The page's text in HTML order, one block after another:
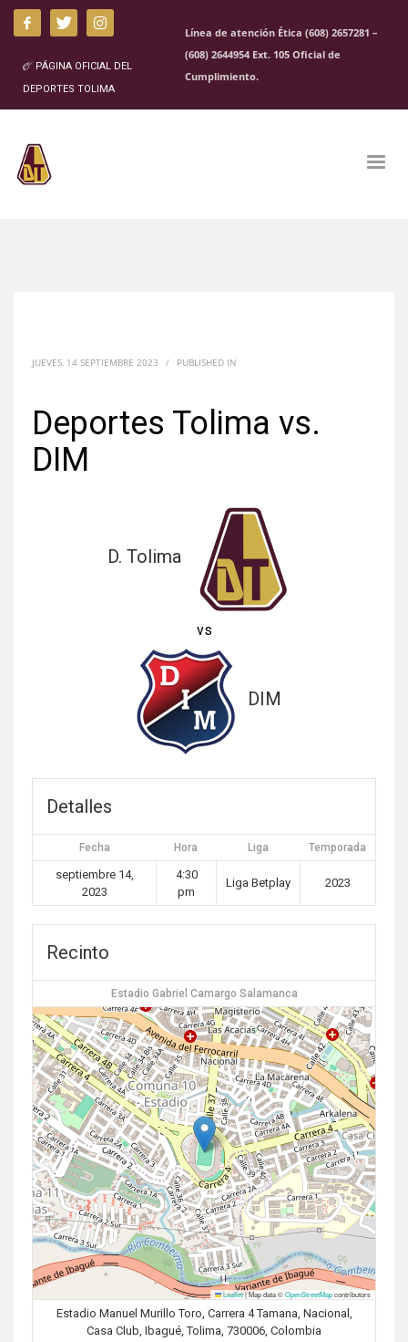
PÁGINA OFICIAL DEL
DEPORTES TOLIMA
Línea de atención Ética (608) 2657281 –
(608) 2644954 Ext. 105 Oficial de
Cumplimiento.
JUEVES, 14 SEPTIEMBRE 2023 / PUBLISHED IN
Deportes Tolima vs.
DIM
D. Tolima
vs
DIM
Detalles
Fecha Hora Liga Temporada
septiembre 14,
2023
4:30
pm
Liga Betplay 2023
Recinto
Estadio Gabriel Camargo Salamanca
Leaflet|Map data ©OpenStreetMapcontributors
Estadio Manuel Murillo Toro, Carrera 4 Tamana, Nacional,
Casa Club, Ibagué, Tolima, 730006, Colombia